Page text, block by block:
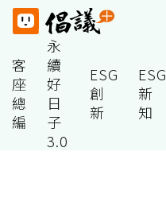
客
座
總
編
永
續
好
日
子
3.0
ESG
創
新
ESG
新
知